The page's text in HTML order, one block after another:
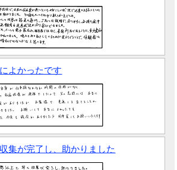
よかったです
集が完了し、助かりました